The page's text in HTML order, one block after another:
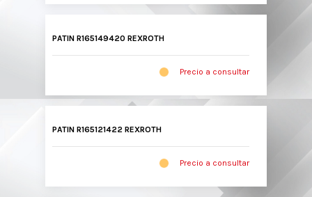
PATIN R165149420 REXROTH
Precio a consultar
PATIN R165121422 REXROTH
Precio a consultar